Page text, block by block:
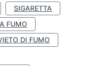
SIGARETTA
FUMO
DI FUMO